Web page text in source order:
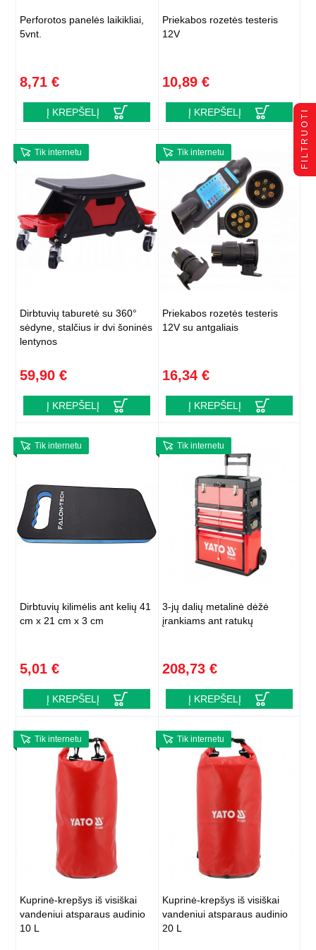
Perforotos panelės laikikliai,
5vnt.
8,71 €
Į KREPŠELĮ
Priekabos rozetės testeris
12V
10,89 €
Į KREPŠELĮ
Tik internetu
Dirbtuvių taburetė su 360°
sėdyne, stalčius ir dvi šoninės
lentynos
59,90 €
Į KREPŠELĮ
Tik internetu
Priekabos rozetės testeris
12V su antgaliais
16,34 €
Į KREPŠELĮ
Tik internetu
Dirbtuvių kilimėlis ant kelių 41
cm x 21 cm x 3 cm
5,01 €
Į KREPŠELĮ
Tik internetu
3-jų dalių metalinė dėžė
įrankiams ant ratukų
208,73 €
Į KREPŠELĮ
Tik internetu
Kuprinė-krepšys iš visiškai
vandeniui atsparaus audinio
10 L
Tik internetu
Kuprinė-krepšys iš visiškai
vandeniui atsparaus audinio
20 L
FILTRUOTI